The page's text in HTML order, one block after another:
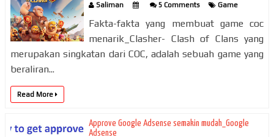
Saliman 5 Comments Game
Fakta-fakta yang membuat game coc
menarik_Clasher- Clash of Clans yang
merupakan singkatan dari COC, adalah sebuah game yang
beraliran...
Read More
Approve Google Adsense semakin mudah_Google
Adsense